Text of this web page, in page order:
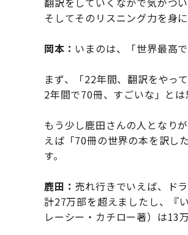
そしてそのリスニング力を身
岡本： いまのは、「世界最高
まず、「22年間、翻訳をやっ
2年間で70冊、すごいな」とは
もう少し鹿田さんの人となり
えば「70冊の世界の本を訳し
す。
鹿田： 売れ行きでいえば、ド
計27万部を超えましたし、『
レーシー・カチロー著）は13